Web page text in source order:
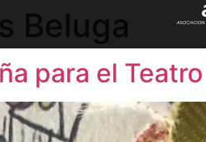
Beluga
para el